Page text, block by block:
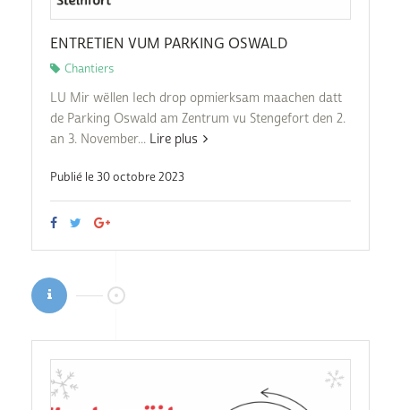
ENTRETIEN VUM PARKING OSWALD
Chantiers
LU Mir wëllen Iech drop opmierksam maachen datt
de Parking Oswald am Zentrum vu Stengefort den 2.
an 3. November... Lire plus
Publié le 30 octobre 2023